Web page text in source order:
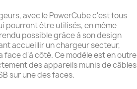
avec le PowerCube c'est tous
pourront être utilisés, en même
possible grâce à son design
accueillir un chargeur secteur,
face d'à côté. Ce modèle est en outre
des appareils munis de câbles
sur une des faces.